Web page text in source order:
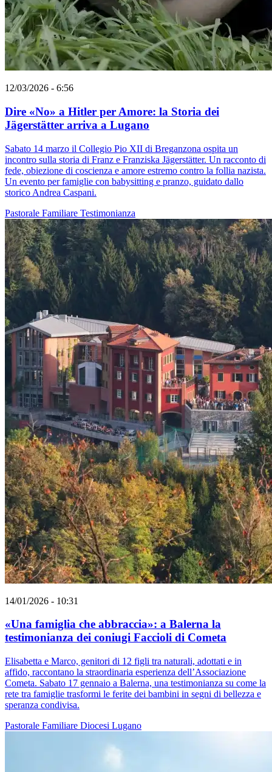
12/03/2026 - 6:56
Dire «No» a Hitler per Amore: la Storia dei
Jägerstätter arriva a Lugano
Sabato 14 marzo il Collegio Pio XII di Breganzona ospita un
incontro sulla storia di Franz e Franziska Jägerstätter. Un racconto di
fede, obiezione di coscienza e amore estremo contro la follia nazista.
Un evento per famiglie con babysitting e pranzo, guidato dallo
storico Andrea Caspani.
Pastorale Familiare Testimonianza
14/01/2026 - 10:31
«Una famiglia che abbraccia»: a Balerna la
testimonianza dei coniugi Faccioli di Cometa
Elisabetta e Marco, genitori di 12 figli tra naturali, adottati e in
affido, raccontano la straordinaria esperienza dell’Associazione
Cometa. Sabato 17 gennaio a Balerna, una testimonianza su come la
rete tra famiglie trasformi le ferite dei bambini in segni di bellezza e
speranza condivisa.
Pastorale Familiare Diocesi Lugano